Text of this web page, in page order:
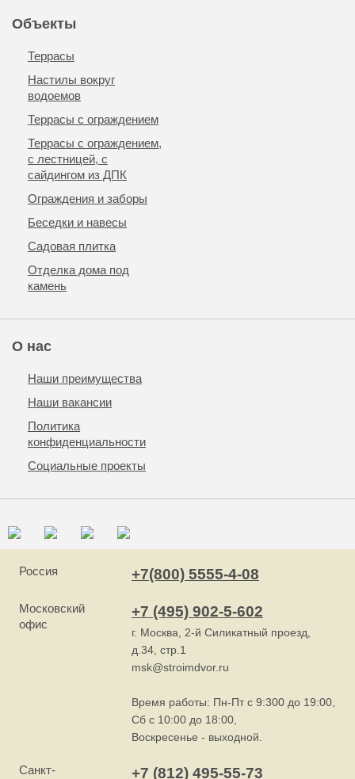
Объекты
Террасы
Настилы вокруг
водоемов
Террасы с ограждением
Террасы с ограждением,
с лестницей, с
сайдингом из ДПК
Ограждения и заборы
Беседки и навесы
Садовая плитка
Отделка дома под
камень
О нас
Наши преимущества
Наши вакансии
Политика
конфиденциальности
Социальные проекты
Россия +7(800) 5555-4-08
Московский
офис
+7 (495) 902-5-602
г. Москва, 2-й Силикатный проезд,
д.34, стр.1
msk@stroimdvor.ru
Время работы: Пн-Пт с 9:300 до 19:00,
Сб с 10:00 до 18:00,
Воскресенье - выходной.
Санкт-
+7 (812) 495-55-73